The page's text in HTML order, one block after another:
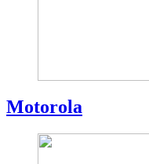
Motorola